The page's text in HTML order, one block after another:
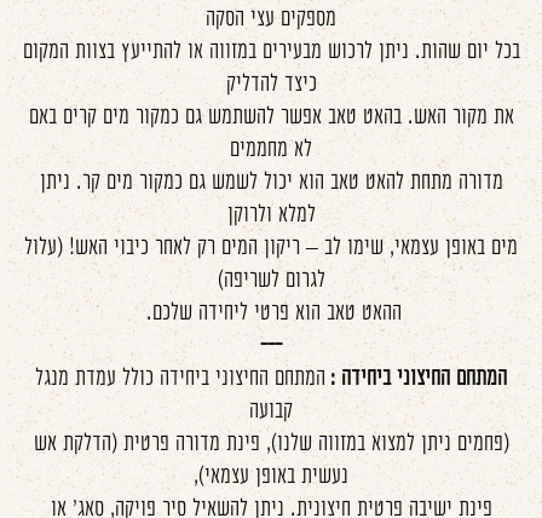
מספקים עצי הסקה
בכל יום שהות. ניתן לרכוש מבעירים במזווה או להתייעץ בצוות המקום
כיצד להדליק
את מקור האש. בהאט טאב אפשר להשתמש גם כמקור מים קרים באם
לא מחממים
מדורה מתחת להאט טאב הוא יכול לשמש גם כמקור מים קר. ניתן
למלא ולרוקן
מים באופן עצמאי, שימו לב – ריקון המים רק לאחר כיבוי האש! (עלול
לגרום לשריפה)
ההאט טאב הוא פרטי ליחידה שלכם.
---
המתחם החיצוני ביחידה : המתחם החיצוני ביחידה כולל עמדת מנגל
קבועה
(פחמים ניתן למצוא במזווה שלנו), פינת מדורה פרטית (הדלקת אש
נעשית באופן עצמאי),
פינת ישיבה פרטית חיצונית. ניתן להשאיל סיר פויקה, סאג' או